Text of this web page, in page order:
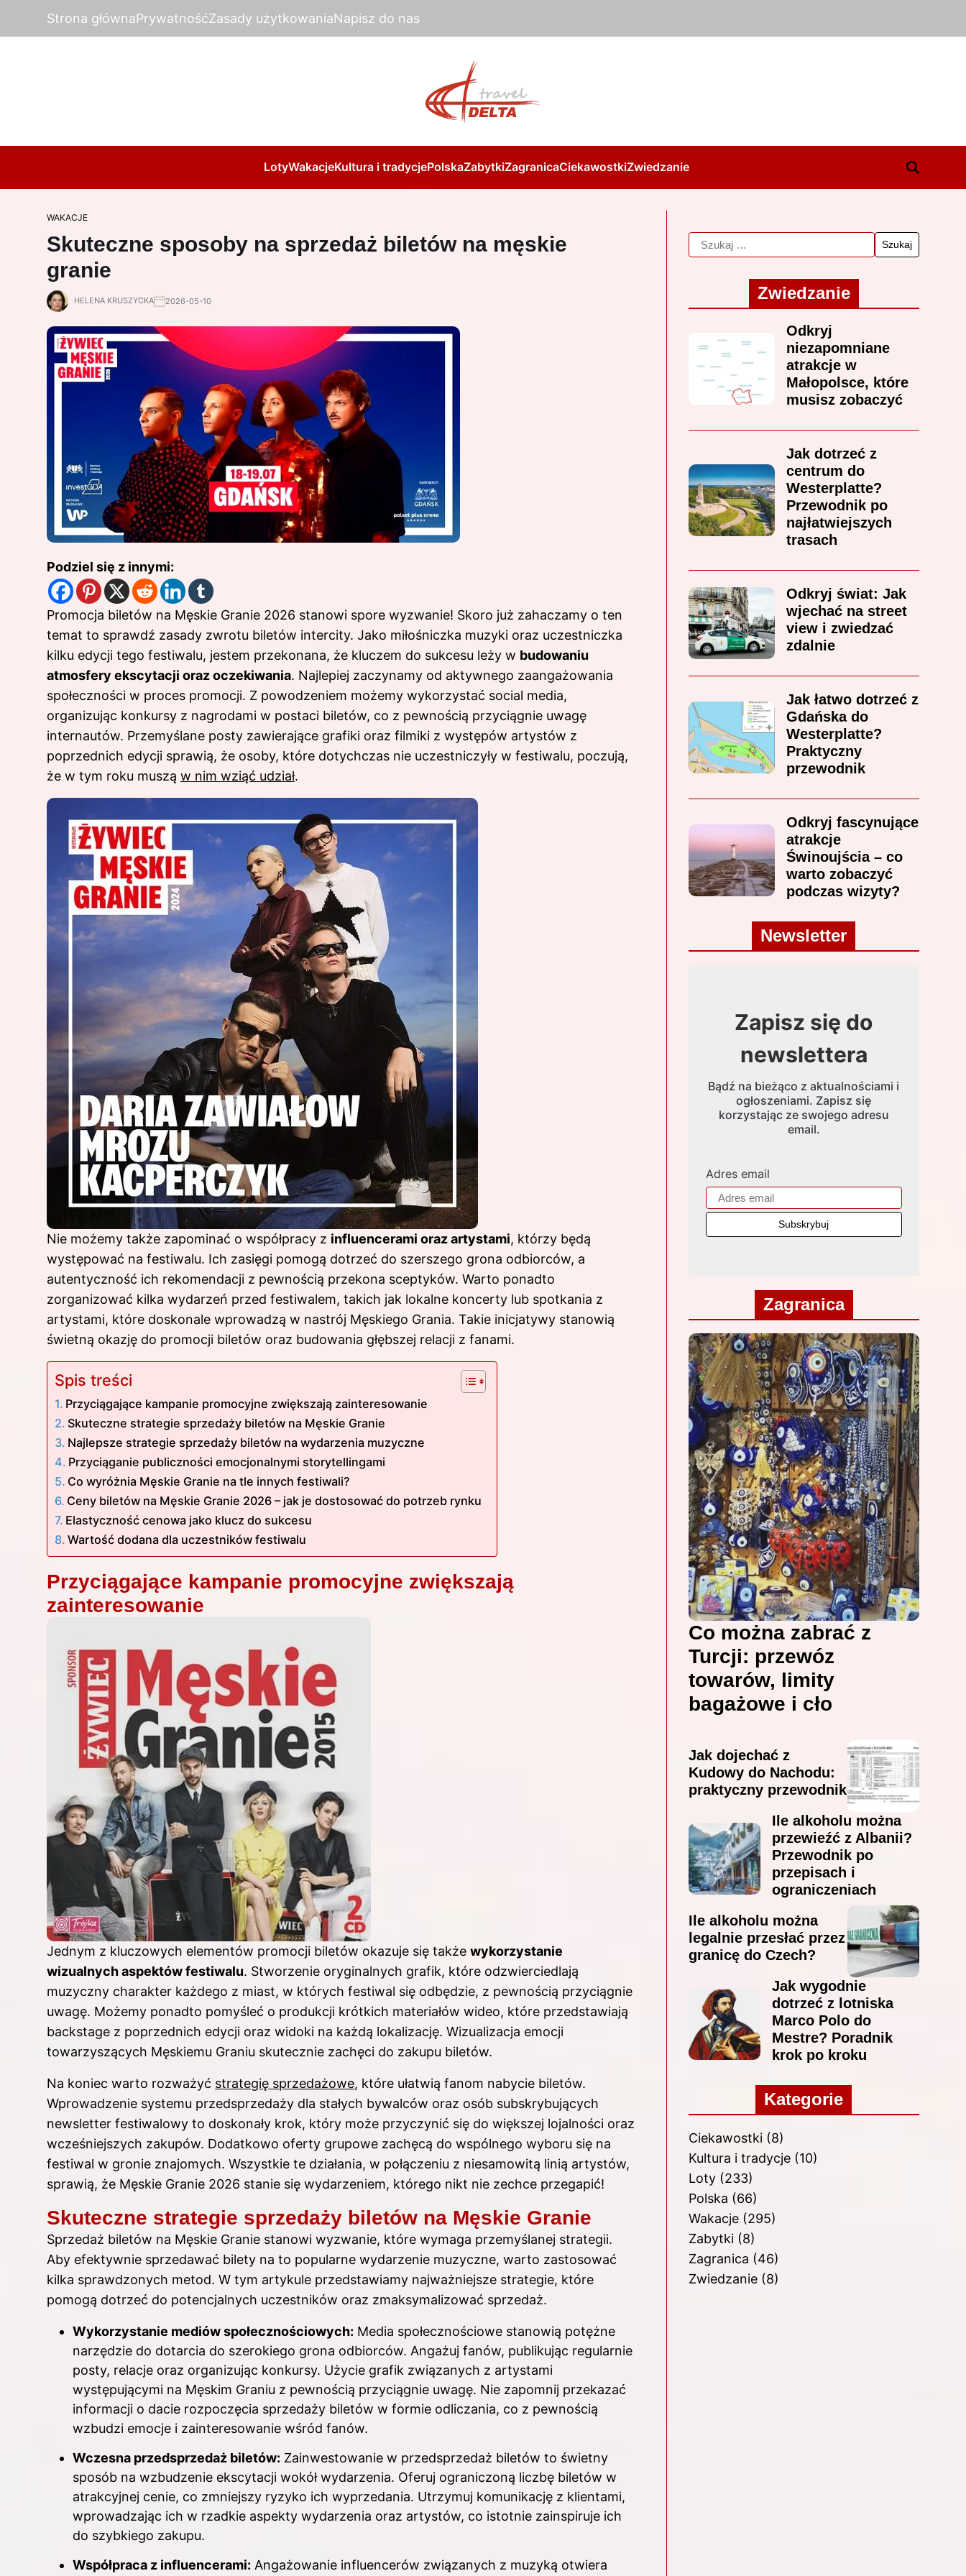
Strona głównaPrywatnośćZasady użytkowaniaNapisz do nas
LotyWakacjeKultura i tradycjePolskaZabytkiZagranicaCiekawostkiZwiedzanie
WAKACJE
Skuteczne sposoby na sprzedaż biletów na męskie
granie
HELENA KRUSZYCKA 2026-05-10
Podziel się z innymi:
Promocja biletów na Męskie Granie 2026 stanowi spore wyzwanie! Skoro już zahaczamy o ten
temat to sprawdź zasady zwrotu biletów intercity. Jako miłośniczka muzyki oraz uczestniczka
kilku edycji tego festiwalu, jestem przekonana, że kluczem do sukcesu leży w budowaniu
atmosfery ekscytacji oraz oczekiwania. Najlepiej zaczynamy od aktywnego zaangażowania
społeczności w proces promocji. Z powodzeniem możemy wykorzystać social media,
organizując konkursy z nagrodami w postaci biletów, co z pewnością przyciągnie uwagę
internautów. Przemyślane posty zawierające grafiki oraz filmiki z występów artystów z
poprzednich edycji sprawią, że osoby, które dotychczas nie uczestniczyły w festiwalu, poczują,
że w tym roku muszą w nim wziąć udział.
Nie możemy także zapominać o współpracy z influencerami oraz artystami, którzy będą
występować na festiwalu. Ich zasięgi pomogą dotrzeć do szerszego grona odbiorców, a
autentyczność ich rekomendacji z pewnością przekona sceptyków. Warto ponadto
zorganizować kilka wydarzeń przed festiwalem, takich jak lokalne koncerty lub spotkania z
artystami, które doskonale wprowadzą w nastrój Męskiego Grania. Takie inicjatywy stanowią
świetną okazję do promocji biletów oraz budowania głębszej relacji z fanami.
Spis treści
Przyciągające kampanie promocyjne zwiększają zainteresowanie
Skuteczne strategie sprzedaży biletów na Męskie Granie
Najlepsze strategie sprzedaży biletów na wydarzenia muzyczne
Przyciąganie publiczności emocjonalnymi storytellingami
Co wyróżnia Męskie Granie na tle innych festiwali?
Ceny biletów na Męskie Granie 2026 – jak je dostosować do potrzeb rynku
Elastyczność cenowa jako klucz do sukcesu
Wartość dodana dla uczestników festiwalu
Przyciągające kampanie promocyjne zwiększają
zainteresowanie
Jednym z kluczowych elementów promocji biletów okazuje się także wykorzystanie
wizualnych aspektów festiwalu. Stworzenie oryginalnych grafik, które odzwierciedlają
muzyczny charakter każdego z miast, w których festiwal się odbędzie, z pewnością przyciągnie
uwagę. Możemy ponadto pomyśleć o produkcji krótkich materiałów wideo, które przedstawiają
backstage z poprzednich edycji oraz widoki na każdą lokalizację. Wizualizacja emocji
towarzyszących Męskiemu Graniu skutecznie zachęci do zakupu biletów.
Na koniec warto rozważyć strategię sprzedażowe, które ułatwią fanom nabycie biletów.
Wprowadzenie systemu przedsprzedaży dla stałych bywalców oraz osób subskrybujących
newsletter festiwalowy to doskonały krok, który może przyczynić się do większej lojalności oraz
wcześniejszych zakupów. Dodatkowo oferty grupowe zachęcą do wspólnego wyboru się na
festiwal w gronie znajomych. Wszystkie te działania, w połączeniu z niesamowitą linią artystów,
sprawią, że Męskie Granie 2026 stanie się wydarzeniem, którego nikt nie zechce przegapić!
Skuteczne strategie sprzedaży biletów na Męskie Granie
Sprzedaż biletów na Męskie Granie stanowi wyzwanie, które wymaga przemyślanej strategii.
Aby efektywnie sprzedawać bilety na to popularne wydarzenie muzyczne, warto zastosować
kilka sprawdzonych metod. W tym artykule przedstawiamy najważniejsze strategie, które
pomogą dotrzeć do potencjalnych uczestników oraz zmaksymalizować sprzedaż.
Wykorzystanie mediów społecznościowych: Media społecznościowe stanowią potężne
narzędzie do dotarcia do szerokiego grona odbiorców. Angażuj fanów, publikując regularnie
posty, relacje oraz organizując konkursy. Użycie grafik związanych z artystami
występującymi na Męskim Graniu z pewnością przyciągnie uwagę. Nie zapomnij przekazać
informacji o dacie rozpoczęcia sprzedaży biletów w formie odliczania, co z pewnością
wzbudzi emocje i zainteresowanie wśród fanów.
Wczesna przedsprzedaż biletów: Zainwestowanie w przedsprzedaż biletów to świetny
sposób na wzbudzenie ekscytacji wokół wydarzenia. Oferuj ograniczoną liczbę biletów w
atrakcyjnej cenie, co zmniejszy ryzyko ich wyprzedania. Utrzymuj komunikację z klientami,
wprowadzając ich w rzadkie aspekty wydarzenia oraz artystów, co istotnie zainspiruje ich
do szybkiego zakupu.
Współpraca z influencerami: Angażowanie influencerów związanych z muzyką otwiera
Zwiedzanie
Odkryj
niezapomniane
atrakcje w
Małopolsce, które
musisz zobaczyć
Jak dotrzeć z
centrum do
Westerplatte?
Przewodnik po
najłatwiejszych
trasach
Odkryj świat: Jak
wjechać na street
view i zwiedzać
zdalnie
Jak łatwo dotrzeć z
Gdańska do
Westerplatte?
Praktyczny
przewodnik
Odkryj fascynujące
atrakcje
Świnoujścia – co
warto zobaczyć
podczas wizyty?
Newsletter
Zapisz się do
newslettera
Bądź na bieżąco z aktualnościami i
ogłoszeniami. Zapisz się
korzystając ze swojego adresu
email.
Adres email
Zagranica
Co można zabrać z
Turcji: przewóz
towarów, limity
bagażowe i cło
Jak dojechać z
Kudowy do Nachodu:
praktyczny przewodnik
Ile alkoholu można
przewieźć z Albanii?
Przewodnik po
przepisach i
ograniczeniach
Ile alkoholu można
legalnie przesłać przez
granicę do Czech?
Jak wygodnie
dotrzeć z lotniska
Marco Polo do
Mestre? Poradnik
krok po kroku
Kategorie
Ciekawostki(8)
Kultura i tradycje(10)
Loty(233)
Polska (66)
Wakacje(295)
Zabytki(8)
Zagranica (46)
Zwiedzanie(8)